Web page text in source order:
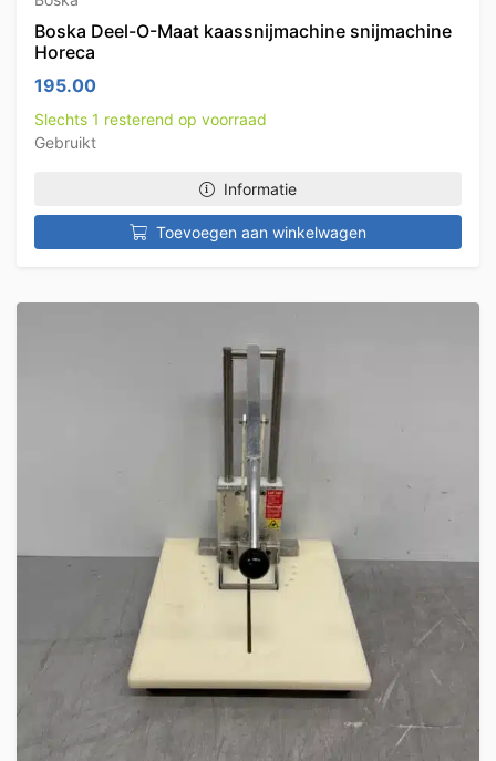
Boska Deel-O-Maat kaassnijmachine snijmachine
Horeca
195.00
Slechts 1 resterend op voorraad
Gebruikt
Informatie
Toevoegen aan winkelwagen